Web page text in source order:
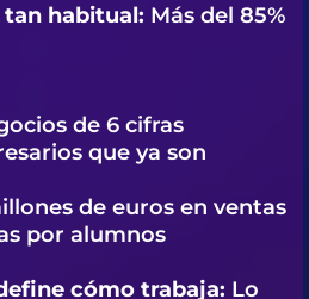
tan habitual: Más del 85%
de 6 cifras
que ya son
de euros en ventas
por alumnos
cómo trabaja: Lo